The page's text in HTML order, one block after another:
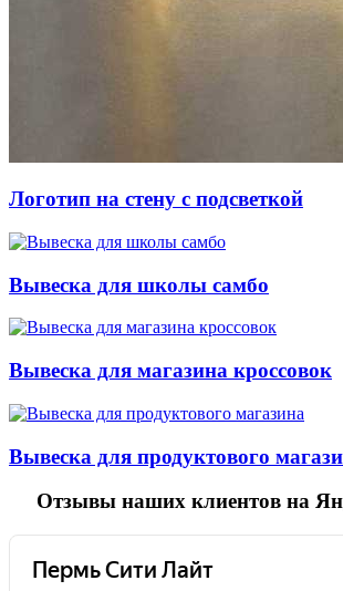
Логотип на стену с подсветкой
Вывеска для школы самбо
Вывеска для магазина кроссовок
Вывеска для продуктового
Отзывынаших клиентов на